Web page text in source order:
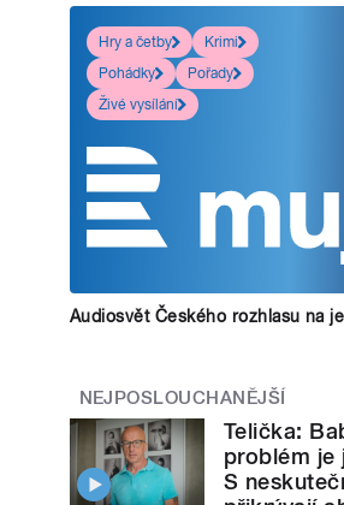
Hry a četby
Krimi
Pohádky
Pořady
Živé vysílání
Audiosvět Českého rozhlasu na
NEJPOSLOUCHANĚJŠÍ
Telička:
problém je
S